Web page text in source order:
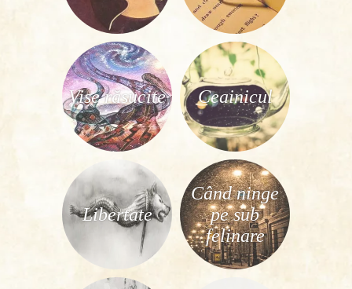
Vise răsucite Ceainicul
Libertate
Când ninge
pe sub
felinare